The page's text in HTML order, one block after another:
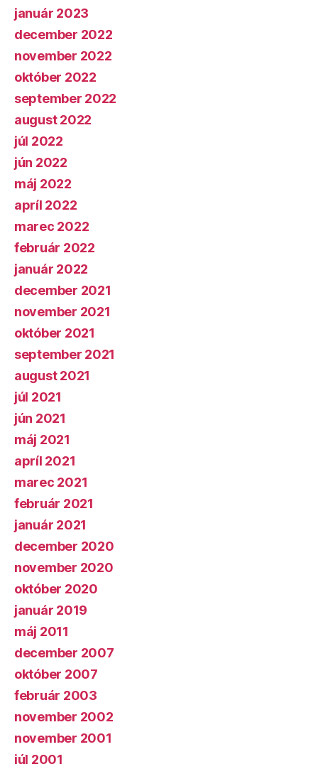
január 2023
december 2022
november 2022
október 2022
september 2022
august 2022
júl 2022
jún 2022
máj 2022
apríl 2022
marec 2022
február 2022
január 2022
december 2021
november 2021
október 2021
september 2021
august 2021
júl 2021
jún 2021
máj 2021
apríl 2021
marec 2021
február 2021
január 2021
december 2020
november 2020
október 2020
január 2019
máj 2011
december 2007
október 2007
február 2003
november 2002
november 2001
júl 2001